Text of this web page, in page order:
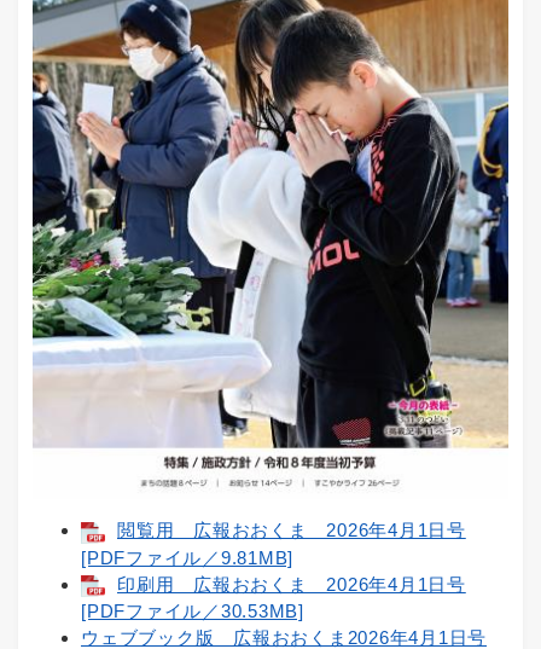
閲覧用 広報おおくま 2026年4月1日号
[PDFファイル／9.81MB]
印刷用 広報おおくま 2026年4月1日号
[PDFファイル／30.53MB]
ウェブブック版 広報おおくま2026年4月1日号